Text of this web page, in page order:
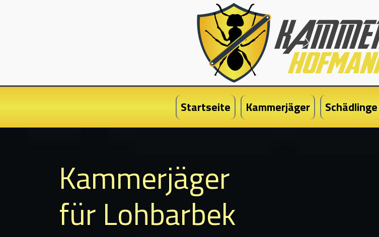
Startseite Kammerjäger Schädlinge
Kammerjäger
für Lohbarbek